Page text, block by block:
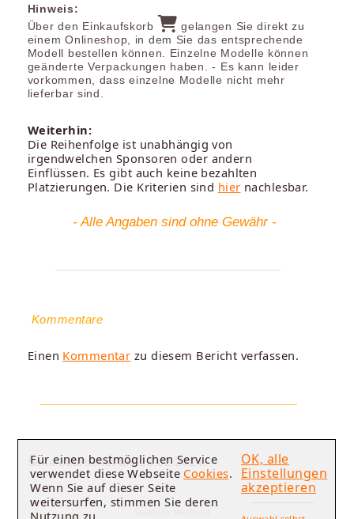
Hinweis:
Über den Einkaufskorb
gelangen Sie direkt zu
einem Onlineshop, in dem Sie das entsprechende
Modell bestellen können. Einzelne Modelle können
geänderte Verpackungen haben. - Es kann leider
vorkommen, dass einzelne Modelle nicht mehr
lieferbar sind.
Weiterhin:
Die Reihenfolge ist unabhängig von
irgendwelchen Sponsoren oder andern
Einflüssen. Es gibt auch keine bezahlten
Platzierungen. Die Kriterien sind hier nachlesbar.
- Alle Angaben sind ohne Gewähr -
Kommentare
Einen Kommentar zu diesem Bericht verfassen.
Seite bearbeitet am 23.02.2024.
Für einen bestmöglichen Service
verwendet diese Webseite Cookies.
Wenn Sie auf dieser Seite
weitersurfen, stimmen Sie deren
OK, alle
Einstellungen
akzeptieren